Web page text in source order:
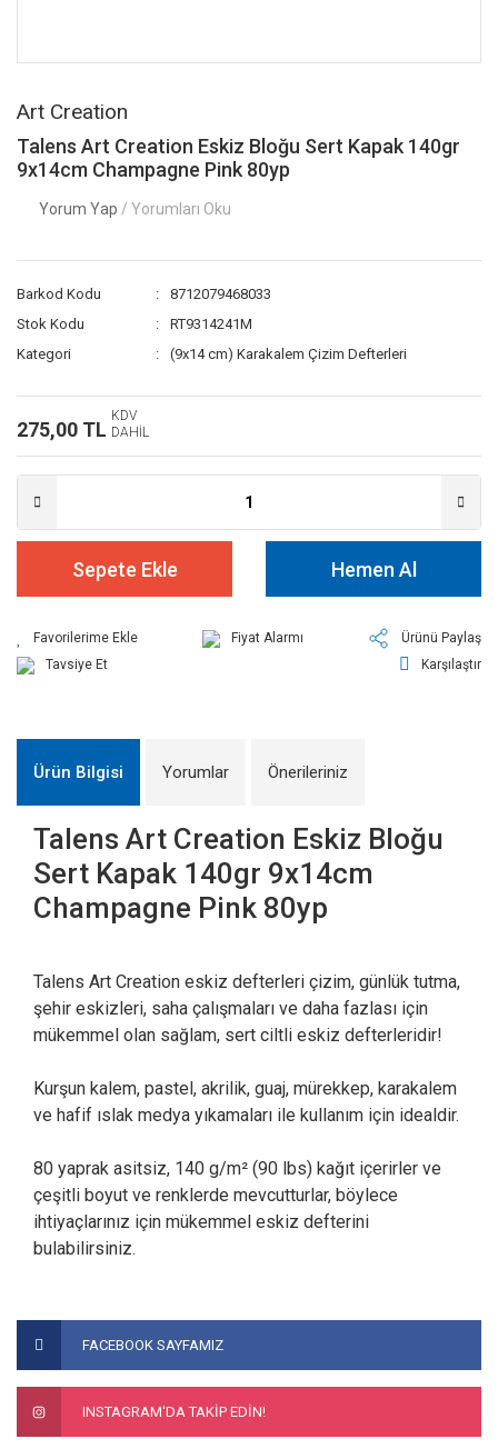
Art Creation
Talens Art Creation Eskiz Bloğu Sert Kapak 140gr
9x14cm Champagne Pink 80yp
Yorum Yap / Yorumları Oku
Barkod Kodu
8712079468033
Stok Kodu
RT9314241M
Kategori
(9x14 cm) Karakalem Çizim Defterleri
275,00 TL
KDV
DAHİL
Sepete Ekle Hemen Al
Fiyat Alarmı
Ürünü Paylaş
Tavsiye Et
Karşılaştır
Ürün Bilgisi Yorumlar Önerileriniz
Talens Art Creation Eskiz Bloğu
Sert Kapak 140gr 9x14cm
Champagne Pink 80yp
Talens Art Creation eskiz defterleri çizim, günlük tutma,
şehir eskizleri, saha çalışmaları ve daha fazlası için
mükemmel olan sağlam, sert ciltli eskiz defterleridir!
Kurşun kalem, pastel, akrilik, guaj, mürekkep, karakalem
ve hafif ıslak medya yıkamaları ile kullanım için idealdir.
80 yaprak asitsiz, 140 g/m² (90 lbs) kağıt içerirler ve
çeşitli boyut ve renklerde mevcutturlar, böylece
ihtiyaçlarınız için mükemmel eskiz defterini
bulabilirsiniz.
Bu ürüne ilk yorumu siz yapın!
Yorum Yaz
kullanarak tarafımıza iletebilirsiniz.
Görüş ve önerileriniz için teşekkür ederiz.
FACEBOOK SAYFAMIZ
INSTAGRAM'DA TAKİP EDİN!